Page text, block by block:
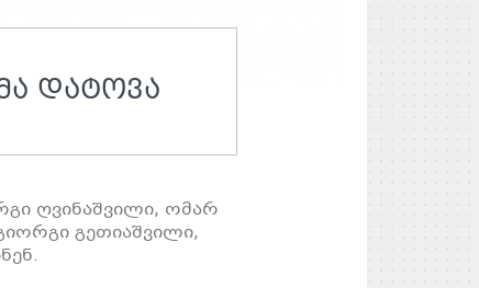
ᲓᲐᲢᲝᲕᲐ
ღვინაშვილი, ომარ
გეთიაშვილი,